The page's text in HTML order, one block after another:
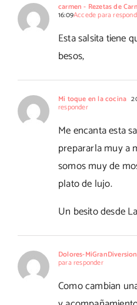
carmen - Rezetas de
16:09Accede para
Esta salsita tiene
besos,
Mi toque en la cocina
responder
Me encanta esta
prepararla muy a
somos muy de
plato de lujo.
Un besito desde
Dolores-MiGranDiversion
para responder
Como cambian